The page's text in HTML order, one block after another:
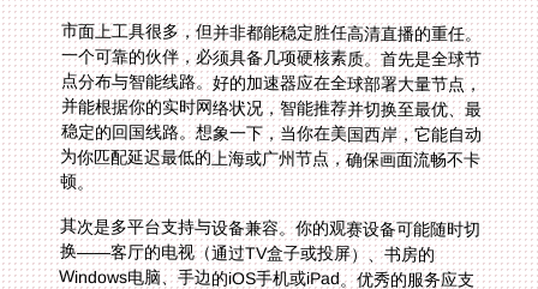
市面上工具很多，但并非都能稳定胜任高清直播的重任。
一个可靠的伙伴，必须具备几项硬核素质。首先是全球节
点分布与智能线路。好的加速器应在全球部署大量节点，
并能根据你的实时网络状况，智能推荐并切换至最优、最
稳定的回国线路。想象一下，当你在美国西岸，它能自动
为你匹配延迟最低的上海或广州节点，确保画面流畅不卡
顿。
其次是多平台支持与设备兼容。你的观赛设备可能随时切
换——客厅的电视（通过TV盒子或投屏）、书房的
Windows电脑、手边的iOS手机或iPad。优秀的服务应支
持全平台，甚至允许你在多个设备上同时登录使用，满足